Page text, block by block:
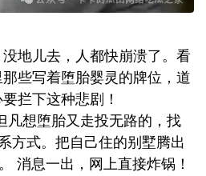
地儿去，人都快崩溃了。看
些写着堕胎婴灵的牌位，道
拦下这种悲剧！
凡想堕胎又走投无路的，找
方式。把自己住的别墅腾出
消息一出，网上直接炸锅！